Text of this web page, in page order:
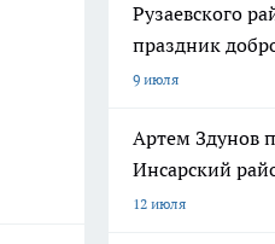
Рузаевского
праздник
9 июля
Артем Здунов
Инсарский
12 июля